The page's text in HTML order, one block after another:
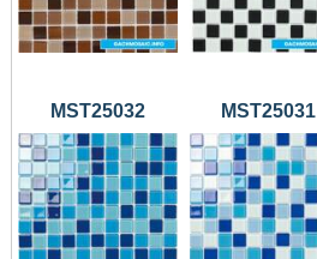
MST25032 MST25031